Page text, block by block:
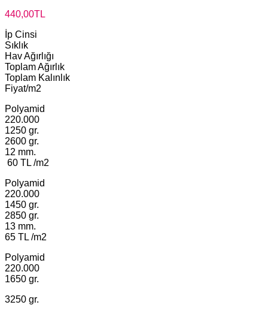
440,00TL
İp Cinsi
Sıklık
Hav Ağırlığı
Toplam Ağırlık
Toplam Kalınlık
Fiyat/m2
Polyamid
220.000
1250 gr.
2600 gr.
12 mm.
60 TL /m2
Polyamid
220.000
1450 gr.
2850 gr.
13 mm.
65 TL /m2
Polyamid
220.000
1650 gr.
3250 gr.